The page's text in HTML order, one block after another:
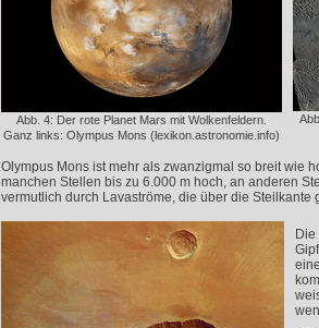
Abb. 4: Der rote Planet Mars mit Wolkenfeldern.
Ganz links: Olympus Mons (lexikon.astronomie.info)
Olympus Mons ist mehr als zwanzigmal so breit wie
manchen Stellen bis zu 6.000 m hoch, an anderen
vermutlich durch Lavaströme, die über die Steilkante